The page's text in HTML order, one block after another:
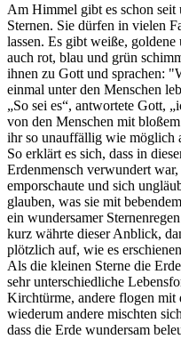
Am Himmel gibt es schon seit
Sternen. Sie dürfen in vielen
lassen. Es gibt weiße, goldene
auch rot, blau und grün
ihnen zu Gott und sprachen:
einmal unter den Menschen
„So sei es“, antwortete Gott,
von den Menschen mit
ihr so unauffällig wie möglich
So erklärt es sich, dass in
Erdenmensch verwundert
emporschaute und sich
glauben, was sie mit
ein wundersamer
kurz währte dieser Anblick,
plötzlich auf, wie es
Als die kleinen Sterne die
sehr unterschiedliche
Kirchtürme, andere flogen mit
wiederum andere mischten
dass die Erde wundersam